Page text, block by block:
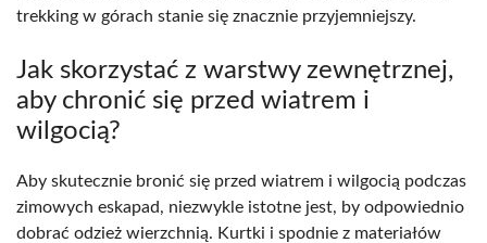
trekking w górach stanie się znacznie przyjemniejszy.
Jak skorzystać z warstwy zewnętrznej,
aby chronić się przed wiatrem i
wilgocią?
Aby skutecznie bronić się przed wiatrem i wilgocią podczas
zimowych eskapad, niezwykle istotne jest, by odpowiednio
dobrać odzież wierzchnią. Kurtki i spodnie z materiałów